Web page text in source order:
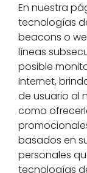
En nuestra
tecnologías
beacons o
líneas
posible
Internet,
de usuario al
como
basados en
personales
tecnologías